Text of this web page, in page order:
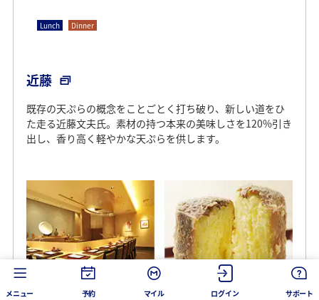
Lunch Dinner
近藤
既存の天ぷらの概念をことごとく打ち破り、新しい道をひ
た走る近藤文夫氏。素材の持つ本来の美味しさを120%引き
出し、香り高く軽やかな天ぷらを供します。
メニュー 予約 マイル ログイン サポート